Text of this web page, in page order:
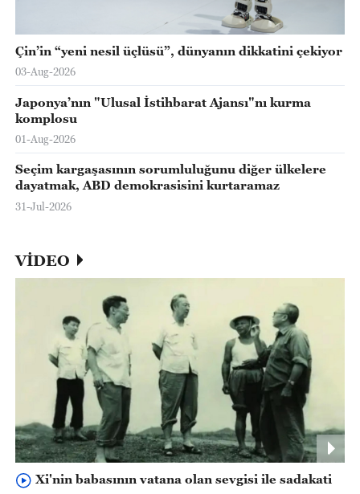
Çin’in “yeni nesil üçlüsü”, dünyanın dikkatini çekiyor
03-Aug-2026
Japonya’nın "Ulusal İstihbarat Ajansı"nı kurma
komplosu
01-Aug-2026
Seçim kargaşasının sorumluluğunu diğer ülkelere
dayatmak, ABD demokrasisini kurtaramaz
31-Jul-2026
VİDEO
Xi'nin babasının vatana olan sevgisi ile sadakati